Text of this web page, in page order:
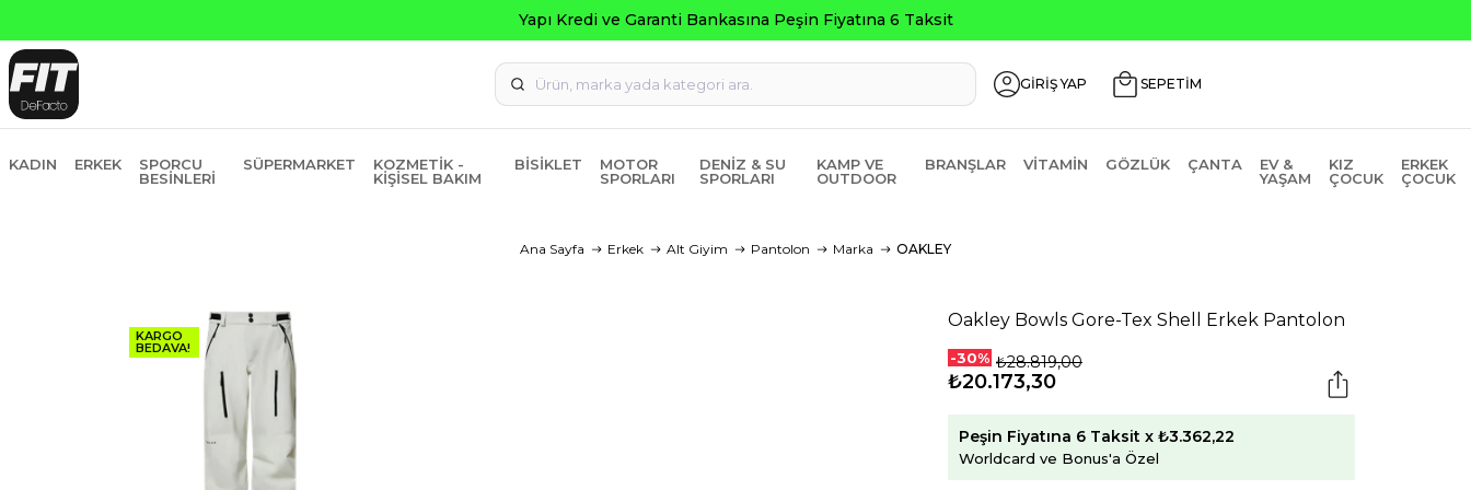
GİRİŞ YAP SEPETİM
KADIN ERKEK
SPORCU
BESINLERI
SÜPERMARKET
KOZMETIK -
KIŞISEL BAKIM
BISIKLET
MOTOR
SPORLARI
DENIZ & SU
SPORLARI
KAMP VE
OUTDOOR
BRANŞLAR VITAMIN GÖZLÜK ÇANTA
EV &
YAŞAM
KIZ
ÇOCUK
ERKEK
ÇOCUK
Ana Sayfa Erkek Alt Giyim Pantolon Marka OAKLEY
KARGO
BEDAVA!
Oakley Bowls Gore-Tex Shell Erkek Pantolon
-30% ₺28.819,00
₺20.173,30
Peşin Fiyatına 6 Taksit x ₺3.362,22
Worldcard ve Bonus'a Özel